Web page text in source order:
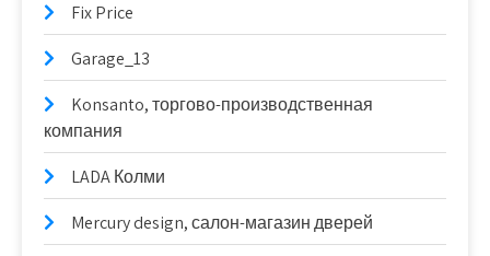
Fix Price
Garage_13
Konsanto, торгово-производственная
компания
LADA Колми
Mercury design, салон-магазин дверей